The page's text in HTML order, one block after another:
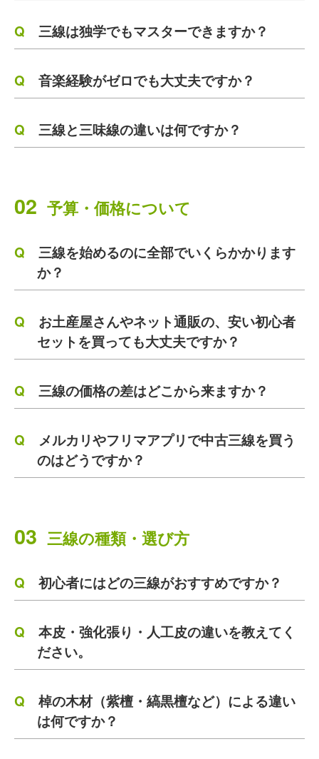
三線は独学でもマスターできますか？
音楽経験がゼロでも大丈夫ですか？
三線と三味線の違いは何ですか？
02 予算・価格について
三線を始めるのに全部でいくらかかります
か？
お土産屋さんやネット通販の、安い初心者
セットを買っても大丈夫ですか？
三線の価格の差はどこから来ますか？
メルカリやフリマアプリで中古三線を買う
のはどうですか？
03 三線の種類・選び方
初心者にはどの三線がおすすめですか？
本皮・強化張り・人工皮の違いを教えてく
ださい。
棹の木材（紫檀・縞黒檀など）による違い
は何ですか？